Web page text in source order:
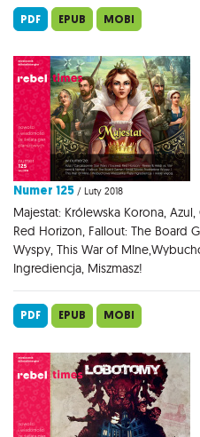
PDF EPUB MOBI
Numer 125 / Luty 2018
Majestat: Królewska Korona, Azul,
Red Horizon, Fallout: The Board
Wyspy, This War of
Ingrediencja, Miszmasz!
PDF EPUB MOBI